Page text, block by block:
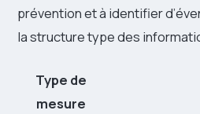
prévention et à identifier
la structure type des
Type de
mesure